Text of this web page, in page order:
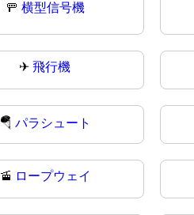
🚥 横型信号機
✈飛行機
🪂 パラシュート
🚡 ロープウェイ